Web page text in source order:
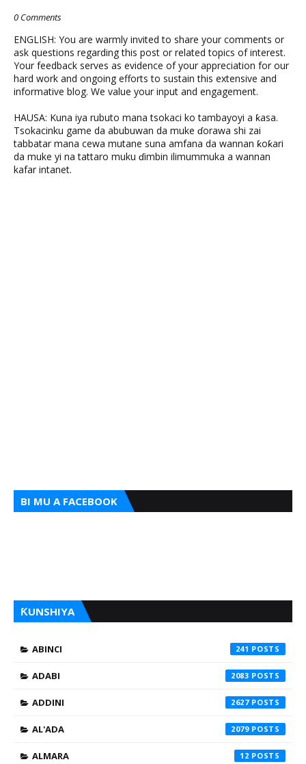
0 Comments
ENGLISH: You are warmly invited to share your comments or
ask questions regarding this post or related topics of interest.
Your feedback serves as evidence of your appreciation for our
hard work and ongoing efforts to sustain this extensive and
informative blog. We value your input and engagement.
HAUSA: Kuna iya rubuto mana tsokaci ko tambayoyi a ƙasa.
Tsokacinku game da abubuwan da muke ɗorawa shi zai
tabbatar mana cewa mutane suna amfana da wannan ƙoƙari
da muke yi na tattaro muku ɗimbin ilimummuka a wannan
kafar intanet.
BI MU A FACEBOOK
ƘUNSHIYA
ABINCI 241
ADABI 2083
ADDINI 2627
AL'ADA 2079
ALMARA 12